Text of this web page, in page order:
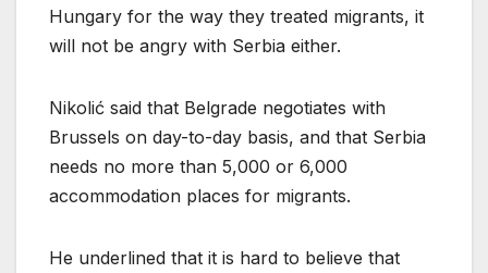
Hungary for the way they treated migrants, it
will not be angry with Serbia either.
Nikolić said that Belgrade negotiates with
Brussels on day-to-day basis, and that Serbia
needs no more than 5,000 or 6,000
accommodation places for migrants.
He underlined that it is hard to believe that